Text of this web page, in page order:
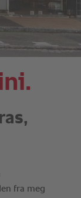
fra meg